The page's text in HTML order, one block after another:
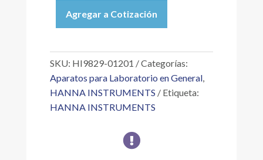
MEDIDOR
MULTIPARAMÉTRICO
PH/ORP,
OD,
TURBIDEZ,
SONDA
Agregar a Cotización
SKU: HI9829-01201
Categorías:
Aparatos para Laboratorio en General,
HANNA INSTRUMENTS
Etiqueta:
HANNA INSTRUMENTS
